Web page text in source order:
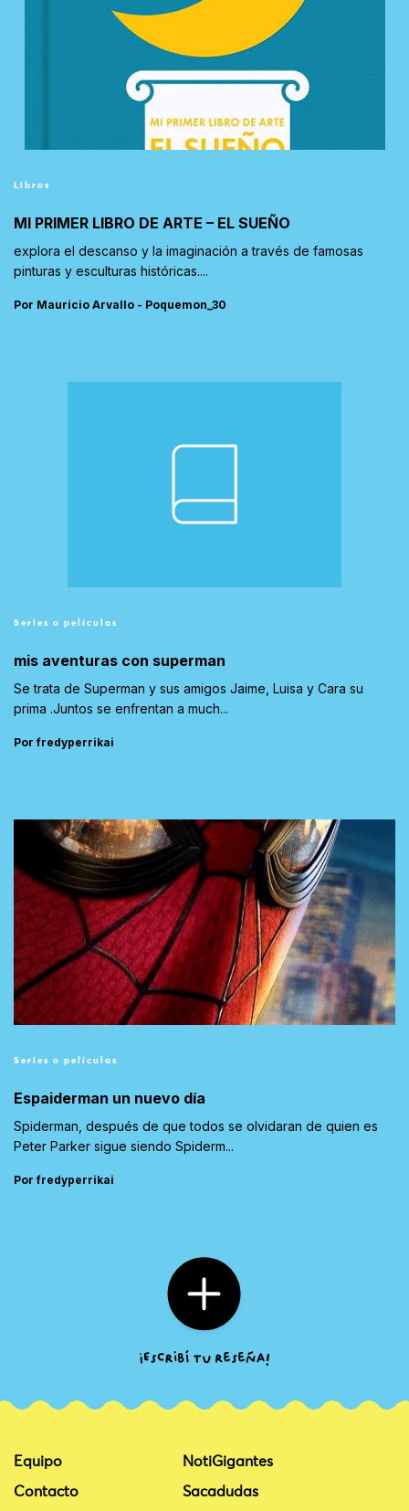
Libros
MI PRIMER LIBRO DE ARTE – EL SUEÑO
explora el descanso y la imaginación a través de famosas
pinturas y esculturas históricas....
Por Mauricio Arvallo - Poquemon_30
Series o películas
mis aventuras con superman
Se trata de Superman y sus amigos Jaime, Luisa y Cara su
prima .Juntos se enfrentan a much...
Por fredyperrikai
Series o películas
Espaiderman un nuevo día
Spiderman, después de que todos se olvidaran de quien es
Peter Parker sigue siendo Spiderm...
Por fredyperrikai
Equipo
Contacto
NotiGigantes
Sacadudas